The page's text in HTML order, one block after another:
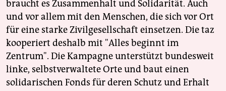
braucht es Zusammenhalt und Solidarität. Auch
und vor allem mit den Menschen, die sich vor Ort
für eine starke Zivilgesellschaft einsetzen. Die taz
kooperiert deshalb mit "Alles beginnt im
Zentrum". Die Kampagne unterstützt bundesweit
linke, selbstverwaltete Orte und baut einen
solidarischen Fonds für deren Schutz und Erhalt